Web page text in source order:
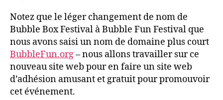
Notez que le léger changement de nom de
Bubble Box Festival à Bubble Fun Festival que
nous avons saisi un nom de domaine plus court
BubbleFun.org– nous allons travailler sur ce
nouveau site web pour en faire un site web
d’adhésion amusant et gratuit pour promouvoir
cet événement.